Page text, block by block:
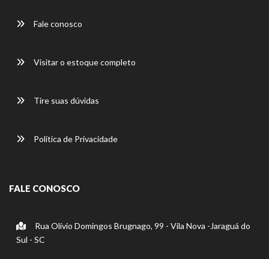
Fale conosco
Visitar o estoque completo
Tire suas dúvidas
Política de Privacidade
FALE CONOSCO
Rua Olívio Domingos Brugnago, 99 - Vila Nova -Jaraguá do
Sul - SC